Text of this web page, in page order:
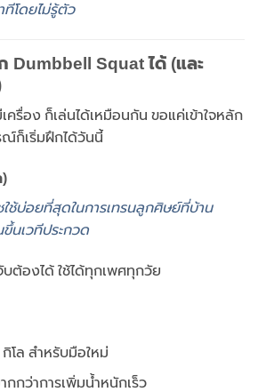
ทีโดยไม่รู้ตัว
Dumbbell Squat ได้ (และ
ครื่อง ก็เล่นได้เหมือนกัน ขอแค่เข้าใจหลัก
ก็เริ่มฝึกได้วันนี้
ใช้บ่อยที่สุดในการเทรนลูกศิษย์ที่บ้าน
นเวทีประกวด
บต้องได้ ใช้ได้ทุกเพศทุกวัย
กิโล สำหรับมือใหม่
กกว่าการเพิ่มน้ำหนักเร็ว